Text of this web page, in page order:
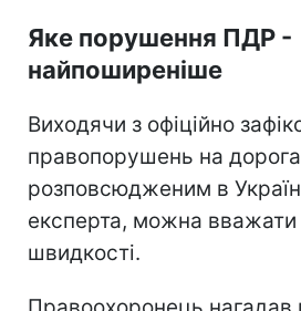
Яке порушення ПДР -
найпоширеніше
Виходячи з офіційно
правопорушень на
розповсюдженим в
експерта, можна
швидкості.